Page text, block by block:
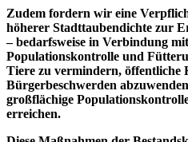
Zudem fordern wir eine
höherer Stadttaubendichte zur
– bedarfsweise in Verbindung
Populationskontrolle und
Tiere zu vermindern, öffentliche
Bürgerbeschwerden
großflächige
erreichen.